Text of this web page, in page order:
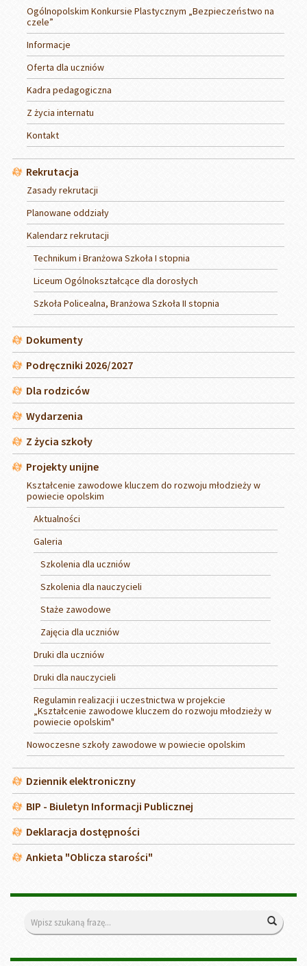
Ogólnopolskim Konkursie Plastycznym „Bezpieczeństwo na
czele”
Informacje
Oferta dla uczniów
Kadra pedagogiczna
Z życia internatu
Kontakt
Rekrutacja
Zasady rekrutacji
Planowane oddziały
Kalendarz rekrutacji
Technikum i Branżowa Szkoła I stopnia
Liceum Ogólnokształcące dla dorosłych
Szkoła Policealna, Branżowa Szkoła II stopnia
Dokumenty
Podręczniki 2026/2027
Dla rodziców
Wydarzenia
Z życia szkoły
Projekty unijne
Kształcenie zawodowe kluczem do rozwoju młodzieży w
powiecie opolskim
Aktualności
Galeria
Szkolenia dla uczniów
Szkolenia dla nauczycieli
Staże zawodowe
Zajęcia dla uczniów
Druki dla uczniów
Druki dla nauczycieli
Regulamin realizacji i uczestnictwa w projekcie
„Kształcenie zawodowe kluczem do rozwoju młodzieży w
powiecie opolskim"
Nowoczesne szkoły zawodowe w powiecie opolskim
Dziennik elektroniczny
BIP - Biuletyn Informacji Publicznej
Deklaracja dostępności
Ankieta "Oblicza starości"
Wyszukiwarka